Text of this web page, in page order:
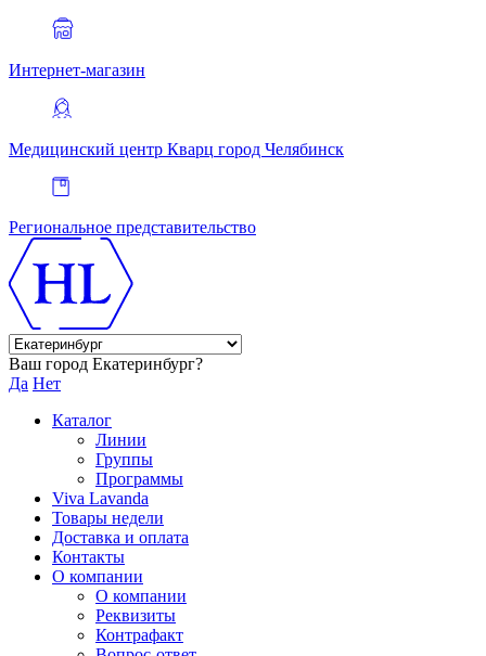
Интернет-магазин
Медицинский центр Кварц город Челябинск
Региональное представительство
Ваш город Екатеринбург?
Да Нет
Каталог
Линии
Группы
Программы
Viva Lavanda
Товары недели
Доставка и оплата
Контакты
О компании
О компании
Реквизиты
Контрафакт